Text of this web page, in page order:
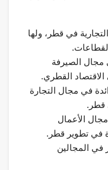
في قطر، ولها
مجال الصيرفة
الاقتصاد القطري.
في مجال التجارة
قطر.
الأعمال
في تطوير قطر.
في المجالين